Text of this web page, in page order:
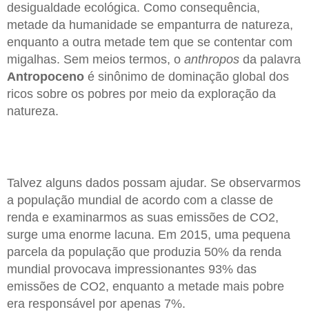
desigualdade ecológica. Como consequência,
metade da humanidade se empanturra de natureza,
enquanto a outra metade tem que se contentar com
migalhas. Sem meios termos, o anthropos da palavra
Antropoceno é sinônimo de dominação global dos
ricos sobre os pobres por meio da exploração da
natureza.
Talvez alguns dados possam ajudar. Se observarmos
a população mundial de acordo com a classe de
renda e examinarmos as suas emissões de CO2,
surge uma enorme lacuna. Em 2015, uma pequena
parcela da população que produzia 50% da renda
mundial provocava impressionantes 93% das
emissões de CO2, enquanto a metade mais pobre
era responsável por apenas 7%.